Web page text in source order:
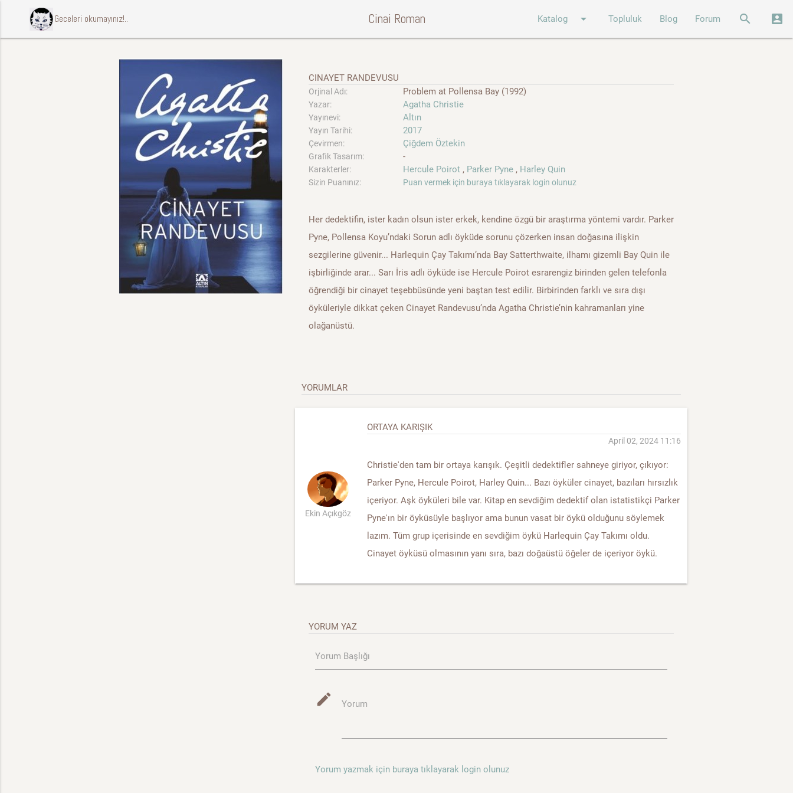
ccccci Geceleri okumayınız!.. Cinai Roman Katalog arrow_drop_down Topluluk Blog Forum search account_box
CINAYET RANDEVUSU
Orjinal Adı: Problem at Pollensa Bay (1992)
Yazar: Agatha Christie
Yayınevi: Altın
Yayın Tarihi: 2017
Çevirmen: Çiğdem Öztekin
Grafik Tasarım: -
Karakterler: Hercule Poirot , Parker Pyne , Harley Quin
Sizin Puanınız: Puan vermek için buraya tıklayarak login olunuz
Her dedektifin, ister kadın olsun ister erkek, kendine özgü bir araştırma yöntemi vardır. Parker
Pyne, Pollensa Koyu’ndaki Sorun adlı öyküde sorunu çözerken insan doğasına ilişkin
sezgilerine güvenir... Harlequin Çay Takımı’nda Bay Satterthwaite, ilhamı gizemli Bay Quin ile
işbirliğinde arar... Sarı İris adlı öyküde ise Hercule Poirot esrarengiz birinden gelen telefonla
öğrendiği bir cinayet teşebbüsünde yeni baştan test edilir. Birbirinden farklı ve sıra dışı
öyküleriyle dikkat çeken Cinayet Randevusu’nda Agatha Christie’nin kahramanları yine
olağanüstü.
YORUMLAR
Ekin Açıkgöz
ORTAYA KARIŞIK
April 02, 2024 11:16
Christie'den tam bir ortaya karışık. Çeşitli dedektifler sahneye giriyor, çıkıyor:
Parker Pyne, Hercule Poirot, Harley Quin... Bazı öyküler cinayet, bazıları hırsızlık
içeriyor. Aşk öyküleri bile var. Kitap en sevdiğim dedektif olan istatistikçi Parker
Pyne'ın bir öyküsüyle başlıyor ama bunun vasat bir öykü olduğunu söylemek
lazım. Tüm grup içerisinde en sevdiğim öykü Harlequin Çay Takımı oldu.
Cinayet öyküsü olmasının yanı sıra, bazı doğaüstü öğeler de içeriyor öykü.
YORUM YAZ
Yorum Başlığı
mode_edit Yorum
Yorum yazmak için buraya tıklayarak login olunuz